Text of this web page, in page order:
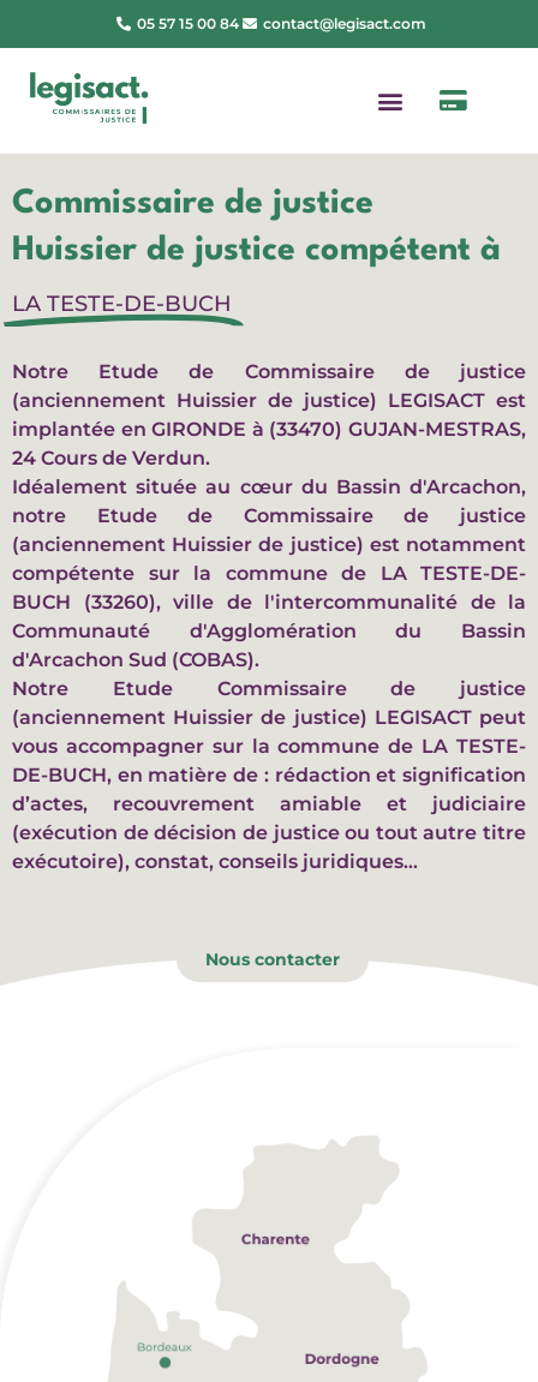
05 57 15 00 84 contact@legisact.com
Commissaire de justice
Huissier de justice compétent à
LA TESTE-DE-BUCH
Notre Etude de Commissaire de justice
(anciennement Huissier de justice) LEGISACT est
implantée en GIRONDE à (33470) GUJAN-MESTRAS,
24 Cours de Verdun.
Idéalement située au cœur du Bassin d'Arcachon,
notre Etude de Commissaire de justice
(anciennement Huissier de justice) est notamment
compétente sur la commune de LA TESTE-DE-
BUCH (33260), ville de l'intercommunalité de la
Communauté d'Agglomération du Bassin
d'Arcachon Sud (COBAS).
Notre Etude Commissaire de justice
(anciennement Huissier de justice) LEGISACT peut
vous accompagner sur la commune de LA TESTE-
DE-BUCH, en matière de : rédaction et signification
d’actes, recouvrement amiable et judiciaire
(exécution de décision de justice ou tout autre titre
exécutoire), constat, conseils juridiques…
Nous contacter